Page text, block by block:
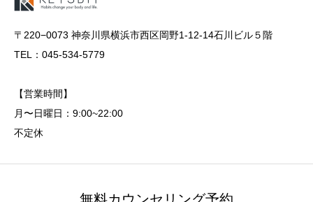
〒220−0073 神奈川県横浜市西区岡野1-12-14石川ビル５階
TEL：045-534-5779
【営業時間】
月〜日曜日：9:00~22:00
不定休